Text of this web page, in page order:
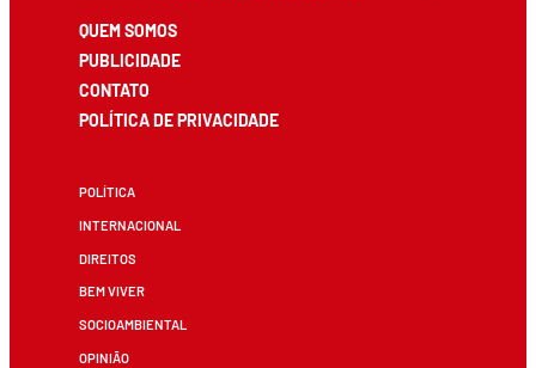
QUEM SOMOS
PUBLICIDADE
CONTATO
POLÍTICA DE PRIVACIDADE
POLÍTICA
INTERNACIONAL
DIREITOS
BEM VIVER
SOCIOAMBIENTAL
OPINIÃO